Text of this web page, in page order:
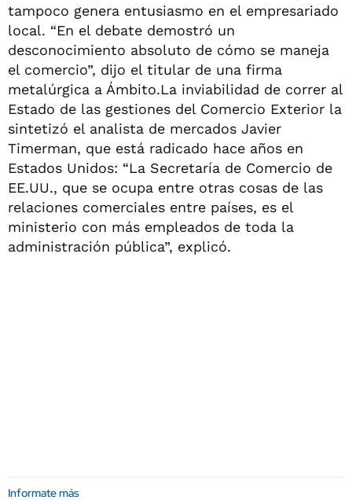
tampoco genera entusiasmo en el empresariado
local. “En el debate demostró un
desconocimiento absoluto de cómo se maneja
el comercio”, dijo el titular de una firma
metalúrgica a Ámbito.La inviabilidad de correr al
Estado de las gestiones del Comercio Exterior la
sintetizó el analista de mercados Javier
Timerman, que está radicado hace años en
Estados Unidos: “La Secretaría de Comercio de
EE.UU., que se ocupa entre otras cosas de las
relaciones comerciales entre países, es el
ministerio con más empleados de toda la
administración pública”, explicó.
Informate más